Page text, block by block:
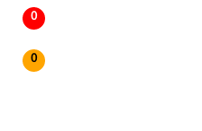
0
0